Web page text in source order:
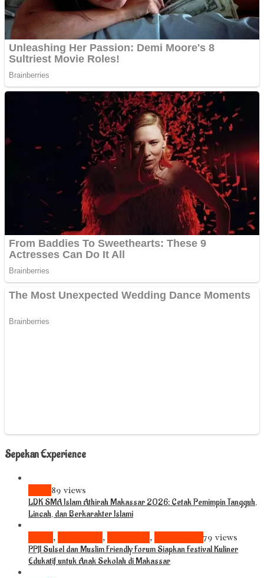
Sepekan Experience
89 views
LDK SMA Islam Athirah Makassar 2026: Cetak Pemimpin Tangguh,
Lincah, dan Berkarakter Islami
, , , 79 views
PPJI Sulsel dan Muslim Friendly Forum Siapkan Festival Kuliner
Edukatif untuk Anak Sekolah di Makassar